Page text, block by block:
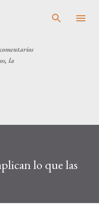
la
lo que las